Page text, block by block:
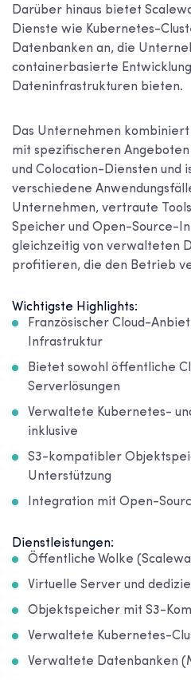
Darüber hinaus bietet
Dienste wie Kubernetes-
Datenbanken an, die
containerbasierte
Dateninfrastrukturen bieten.
Das Unternehmen
mit spezifischeren
und Colocation-Diensten und
verschiedene
Unternehmen, vertraute
Speicher und Open-Source-
gleichzeitig von verwalteten
profitieren, die den Betrieb
Wichtigste Highlights:
Französischer Cloud-
Infrastruktur
Bietet sowohl öffentliche
Serverlösungen
Verwaltete Kubernetes-
inklusive
S3-kompatibler
Unterstützung
Integration mit Open-
Dienstleistungen:
Öffentliche Wolke
Virtuelle Server und
Objektspeicher mit S3-
Verwaltete Kubernetes-
Verwaltete Datenbanken